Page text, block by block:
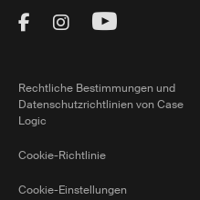
Visit Thule on
Visit Thule on
Visit
Rechtliche Bestimmungen und
Datenschutzrichtlinien von Case
Logic
Cookie-Richtlinie
Cookie-Einstellungen